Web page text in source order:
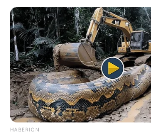
Tampil Lebih Modern, 7 Potret
Hasil Renovasi Rumah Berusia
90 Tahun
HABERION